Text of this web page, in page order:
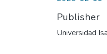
Publisher
Universidad